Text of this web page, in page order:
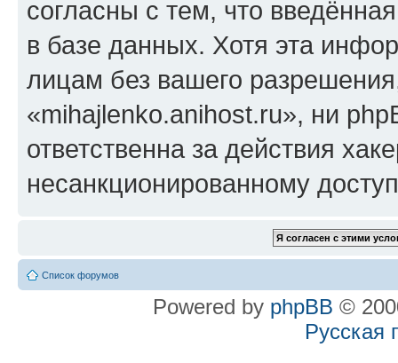
согласны с тем, что
в базе данных. Хотя эта
лицам без вашего
«mihajlenko.anihost.ru», ни
ответственна за действия
несанкционированному
Список форумов
Powered by phpBB ©
Русская